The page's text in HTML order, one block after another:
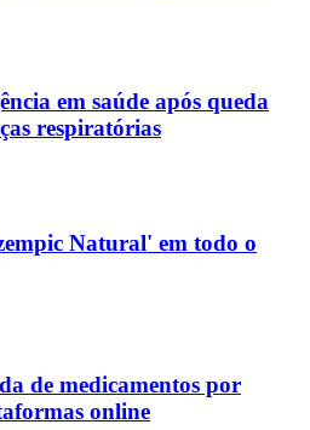
em saúde após queda
respiratórias
Natural' em todo o
de medicamentos por
online